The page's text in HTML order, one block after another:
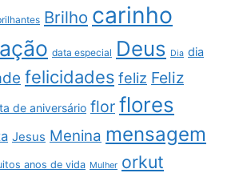
Brilho carinho
data especial Deus Dia dia
felicidades feliz Feliz
de aniversário flor flores
Jesus Menina mensagem
anos de vida Mulher orkut